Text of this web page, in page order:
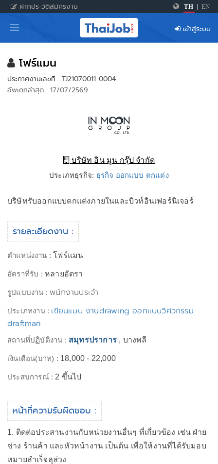
ฝากประวัติสมัครงาน TH EN
หน้าหลัก
ผู้สมัครงาน: เข้าสู่ระบบ
ฝากประวัติสมัครงาน
เกร็ดความรู้
สำหรับผู้ประกอบการ
เข้าสู่ระบบ
โฟร์แมน
ประกาศงานเลขที่ : TJ21070011-0004
อัพเดทล่าสุด : 17/07/2569
บริษัท อิน มูน กรุ๊ป จำกัด
ประเภทธุรกิจ: ธุรกิจ ออกแบบ ตกแต่ง
บริษัทรับออกแบบตกแต่งภายในและบิวท์อินเฟอร์นิเจอร์
รายละเอียดงาน :
ตำแหน่งงาน :โฟร์แมน
อัตราที่รับ : หลายอัตรา
รูปแบบงาน :พนักงานประจำ
ประเภทงาน : เขียนแบบ งานdrawing ออกแบบวิศวกรรม
draftman
สถานที่ปฏิบัติงาน : สมุทรปราการ , บางพลี
เงินเดือน(บาท) : 18,000 - 22,000
ประสบการณ์ : 2 ขึ้นไป
หน้าที่ความรับผิดชอบ :
1. ติดต่อประสานงานกับหน่วยงานอื่นๆ ที่เกี่ยวข้อง เช่น ฝ่าย
ช่าง ร้านค้า และหัวหน้างาน เป็นต้น เพื่อให้งานที่ได้รับมอบ
หมายสำเร็จลุล่วง